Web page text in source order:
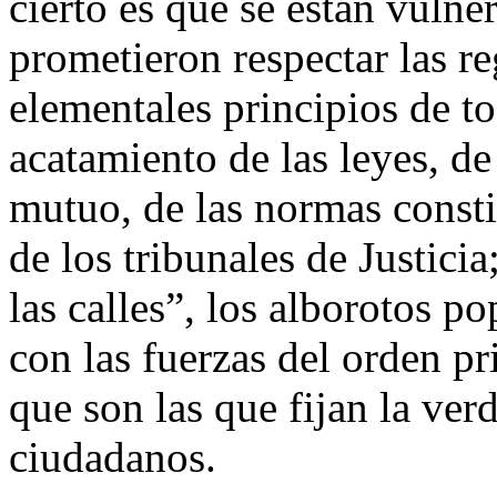
prometieron respectar las
elementales principios de
acatamiento de las leyes,
mutuo, de las normas
de los tribunales de
las calles”, los alborotos
con las fuerzas del orden
que son las que fijan la
ciudadanos.